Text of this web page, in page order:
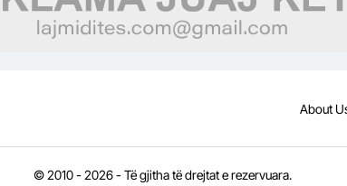
About
© 2010 - 2026 - Të gjitha të drejtat e rezervuara.